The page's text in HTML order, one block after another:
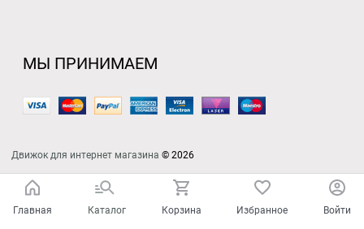
МЫ ПРИНИМАЕМ
Движок для интернет магазина © 2026
Главная Каталог Корзина Избранное Войти